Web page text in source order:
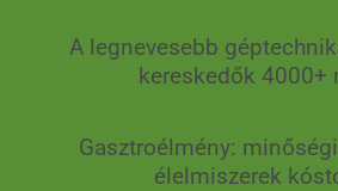
A legnevesebb
kereskedők 4000+
Gasztroélmény:
élelmiszerek